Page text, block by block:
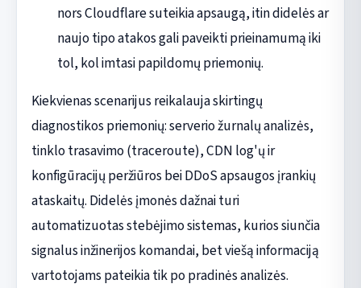
nors Cloudflare suteikia apsaugą, itin didelės ar
naujo tipo atakos gali paveikti prieinamumą iki
tol, kol imtasi papildomų priemonių.
Kiekvienas scenarijus reikalauja skirtingų
diagnostikos priemonių: serverio žurnalų analizės,
tinklo trasavimo (traceroute), CDN log'ų ir
konfigūracijų peržiūros bei DDoS apsaugos įrankių
ataskaitų. Didelės įmonės dažnai turi
automatizuotas stebėjimo sistemas, kurios siunčia
signalus inžinerijos komandai, bet viešą informaciją
vartotojams pateikia tik po pradinės analizės.